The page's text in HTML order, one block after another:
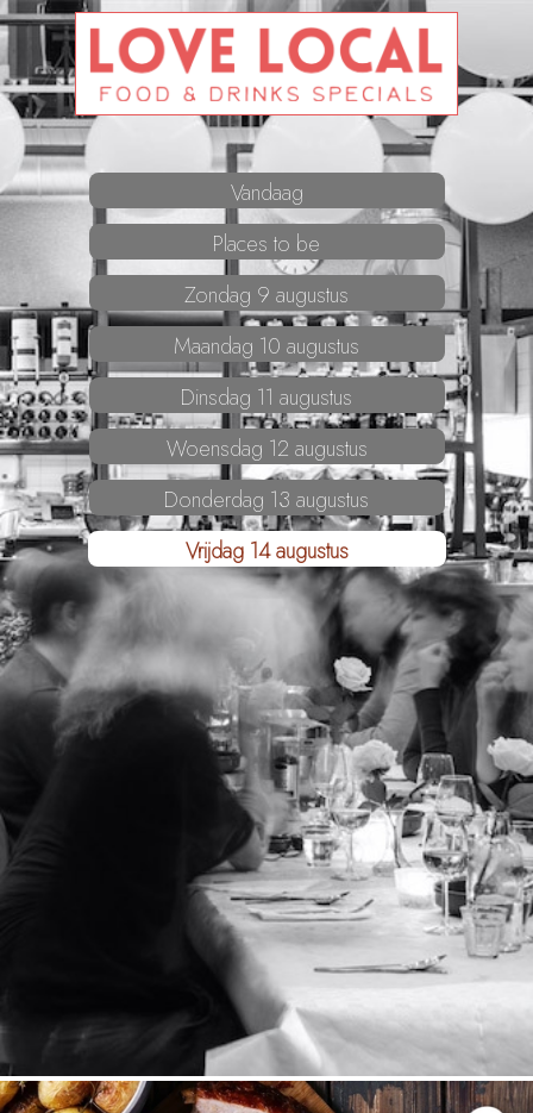
Vandaag
Places to be
Zondag 9 augustus
Maandag 10 augustus
Dinsdag 11 augustus
Woensdag 12 augustus
Donderdag 13 augustus
Vrijdag 14 augustus